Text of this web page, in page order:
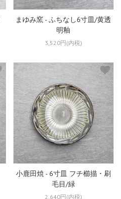
まゆみ窯 - ふちなし6寸皿/黄透
明釉
3,520円(内税)
小鹿田焼 - 6寸皿 フチ櫛描・刷
毛目/緑
2,640円(内税)